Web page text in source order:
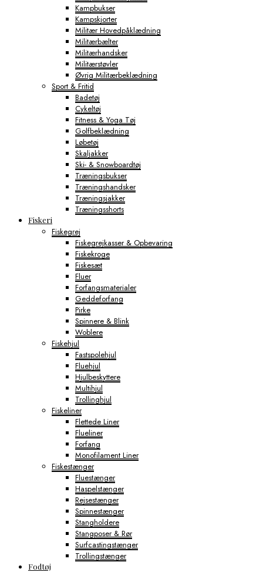
Kampbukser
Kampskjorter
Militær Hovedpåklædning
Militærbælter
Militærhandsker
Militærstøvler
Øvrig Militærbeklædning
Sport & Fritid
Badetøj
Cykeltøj
Fitness & Yoga Tøj
Golfbeklædning
Løbetøj
Skaljakker
Ski- & Snowboardtøj
Træningsbukser
Træningshandsker
Træningsjakker
Træningsshorts
Fiskeri
Fiskegrej
Fiskegrejkasser & Opbevaring
Fiskekroge
Fiskesæt
Fluer
Forfangsmaterialer
Geddeforfang
Pirke
Spinnere & Blink
Woblere
Fiskehjul
Fastspolehjul
Fluehjul
Hjulbeskyttere
Multihjul
Trollinghjul
Fiskeliner
Flettede Liner
Flueliner
Forfang
Monofilament Liner
Fiskestænger
Fluestænger
Haspelstænger
Rejsestænger
Spinnestænger
Stangholdere
Stangposer & Rør
Surfcastingstænger
Trollingstænger
Fodtøj